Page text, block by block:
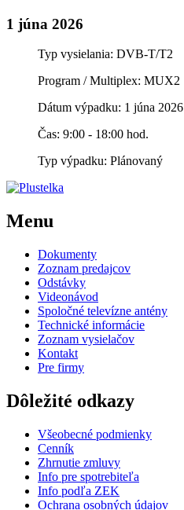
1 júna 2026
Typ vysielania: DVB-T/T2
Program / Multiplex: MUX2
Dátum výpadku: 1 júna 2026
Čas: 9:00 - 18:00 hod.
Typ výpadku: Plánovaný
Menu
Dokumenty
Zoznam predajcov
Odstávky
Videonávod
Spoločné televízne antény
Technické informácie
Zoznam vysielačov
Kontakt
Pre firmy
Dôležité odkazy
Všeobecné podmienky
Cenník
Zhrnutie zmluvy
Info pre spotrebiteľa
Info podľa ZEK
Ochrana osobných údajov